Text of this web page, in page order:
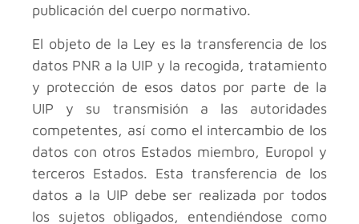
publicación del cuerpo normativo.
El objeto de la Ley es la transferencia de los
datos PNR a la UIP y la recogida, tratamiento
y protección de esos datos por parte de la
UIP y su transmisión a las autoridades
competentes, así como el intercambio de los
datos con otros Estados miembro, Europol y
terceros Estados. Esta transferencia de los
datos a la UIP debe ser realizada por todos
los sujetos obligados, entendiéndose como